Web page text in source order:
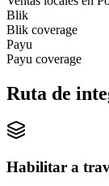
Blik
Blik coverage
Payu
Payu coverage
Ruta de
Habilitar a